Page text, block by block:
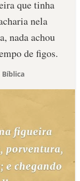
que tinha
nela
nada achou
de figos.
Bíblica